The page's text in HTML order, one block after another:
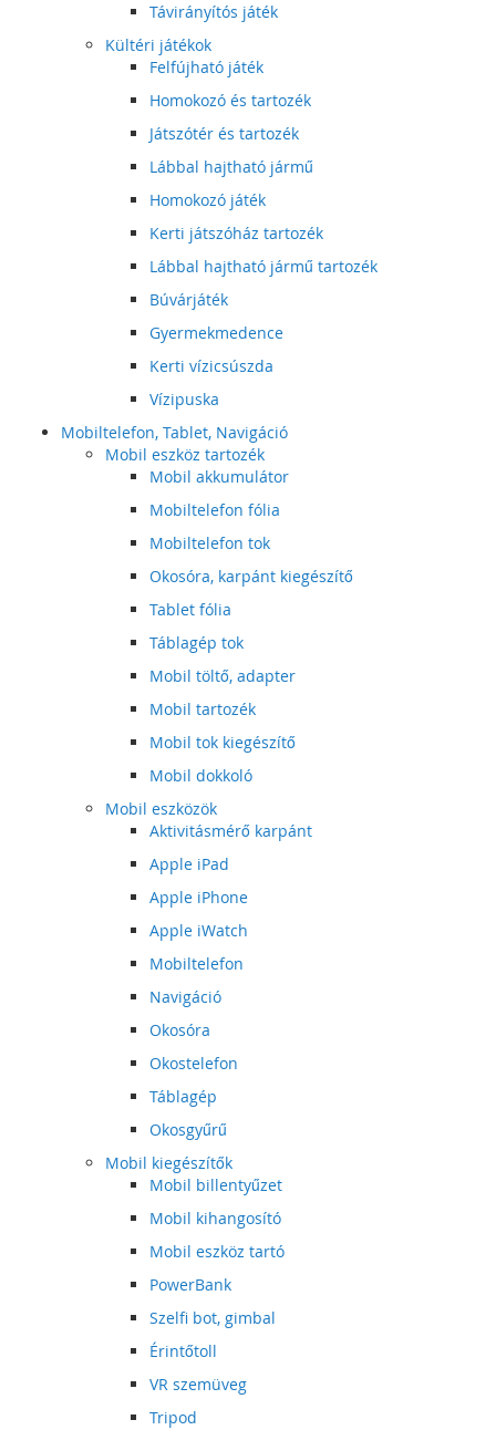
Távirányítós játék
Kültéri játékok
Felfújható játék
Homokozó és tartozék
Játszótér és tartozék
Lábbal hajtható jármű
Homokozó játék
Kerti játszóház tartozék
Lábbal hajtható jármű tartozék
Búvárjáték
Gyermekmedence
Kerti vízicsúszda
Vízipuska
Mobiltelefon, Tablet, Navigáció
Mobil eszköz tartozék
Mobil akkumulátor
Mobiltelefon fólia
Mobiltelefon tok
Okosóra, karpánt kiegészítő
Tablet fólia
Táblagép tok
Mobil töltő, adapter
Mobil tartozék
Mobil tok kiegészítő
Mobil dokkoló
Mobil eszközök
Aktivitásmérő karpánt
Apple iPad
Apple iPhone
Apple iWatch
Mobiltelefon
Navigáció
Okosóra
Okostelefon
Táblagép
Okosgyűrű
Mobil kiegészítők
Mobil billentyűzet
Mobil kihangosító
Mobil eszköz tartó
PowerBank
Szelfi bot, gimbal
Érintőtoll
VR szemüveg
Tripod